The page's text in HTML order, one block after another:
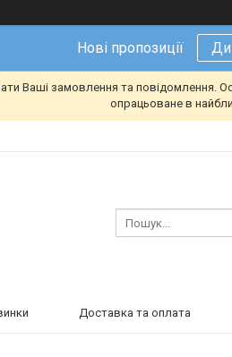
Нові пропозиції
Ваші замовлення та повідомлення.
опрацьоване в
Доставка та оплата